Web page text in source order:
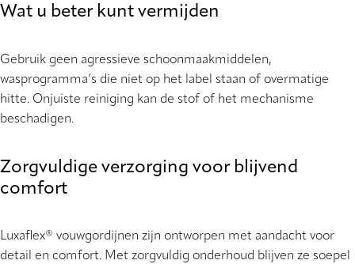
Wat u beter kunt vermijden
Gebruik geen agressieve schoonmaakmiddelen,
wasprogramma’s die niet op het label staan of overmatige
hitte. Onjuiste reiniging kan de stof of het mechanisme
beschadigen.
Zorgvuldige verzorging voor blijvend
comfort
Luxaflex® vouwgordijnen zijn ontworpen met aandacht voor
detail en comfort. Met zorgvuldig onderhoud blijven ze soepel